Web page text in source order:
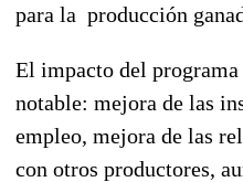
para la producción
El impacto del
notable: mejora de las
empleo, mejora de las
con otros productores,